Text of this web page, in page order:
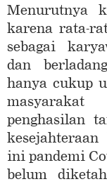
Menurutnya
karena rata-
sebagai
dan
hanya cukup
penghasilan
ini pandemi
belum